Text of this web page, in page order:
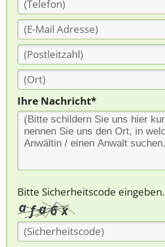
Ihre Nachricht*
Bitte Sicherheitscode eingeben.